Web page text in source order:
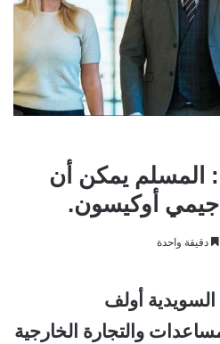
المسلم يمكن أن
جيمي أوكيسون.
دقيقة واحدة
أولف
والتجارة الخارجية